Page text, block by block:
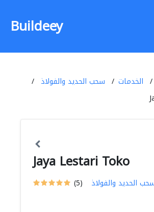
Buildeey
الخدمات
سحب الحديد والفولاذ
Jaya Lestari Toko
(5) الحديد والفولاذ